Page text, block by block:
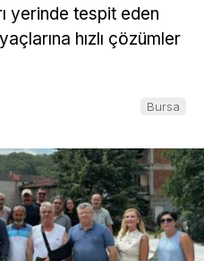
yerinde tespit eden
hızlı çözümler
Bursa